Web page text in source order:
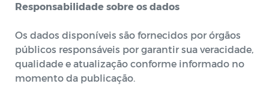
Responsabilidade sobre os dados
Os dados disponíveis são fornecidos por órgãos
públicos responsáveis por garantir sua veracidade,
qualidade e atualização conforme informado no
momento da publicação.